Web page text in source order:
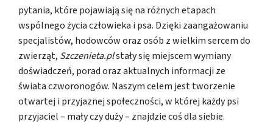
pytania, które pojawiają się na różnych etapach
wspólnego życia człowieka i psa. Dzięki zaangażowaniu
specjalistów, hodowców oraz osób z wielkim sercem do
zwierząt, Szczenieta.plstały się miejscem wymiany
doświadczeń, porad oraz aktualnych informacji ze
świata czworonogów. Naszym celem jest tworzenie
otwartej i przyjaznej społeczności, w której każdy psi
przyjaciel – mały czy duży – znajdzie coś dla siebie.